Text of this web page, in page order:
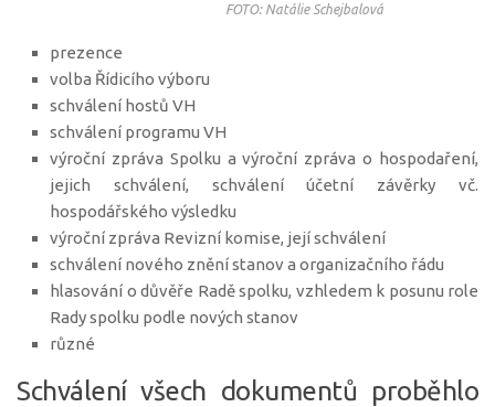
FOTO: Natálie Schejbalová
prezence
volba Řídicího výboru
schválení hostů VH
schválení programu VH
výroční zpráva Spolku a výroční zpráva o hospodaření,
jejich schválení, schválení účetní závěrky vč.
hospodářského výsledku
výroční zpráva Revizní komise, její schválení
schválení nového znění stanov a organizačního řádu
hlasování o důvěře Radě spolku, vzhledem k posunu role
Rady spolku podle nových stanov
různé
Schválení všech dokumentů proběhlo